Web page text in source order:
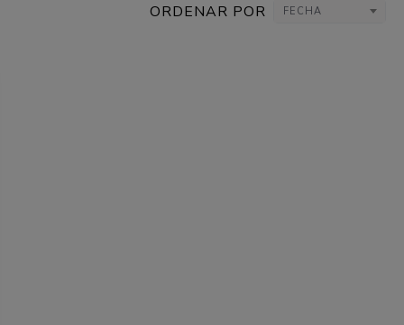
ORDENAR POR FECHA